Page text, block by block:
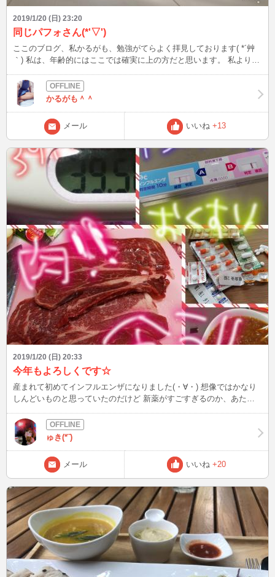
2019/1/20 (日) 23:20
同じパフォさん(*'▽')
ここのブログ、私かるがも、勉強がてらよく拝見しております( *´艸
｀) 私は、年齢的にはここでは確実に上の方だと思います。 私より人
なってきた・・・と・・・( ;∀;) そんな悲しいこと言わないで！私な
んて人気ないけど、頑張ってるよ、みんなに追いつくように若作り
を 笑 人は、周りに人がいないから寂しいんじゃなくて、自分のこ
とを分かってくれる人がいないから寂しいんだって！納得！！ 私は
少ない常連さんがいますが、私のことを気にいってくれて私のテンシ
ョンをあげてくれる方がたです(*'▽') 私は多くを求めません。十分で
す。自分の身の丈を知っています。 謙虚に、そして殿方のご希望に
沿えるように日々勉強して、話して一喜一憂する毎日です。 それぞ
れの顔、妻、母親、ここでは仮面をとっぱらって、女。 女としてい
つまでも見てもらいたい、そう思うようになりました。 みんなに支
えられています。 だからパフォさん一緒に頑張りましょう！ 会うこ
とはないのかもだけど、いつか自腹を切ってでも、自分のお気に入り
のパフォさんと お話したいと思うかるがもなのでした( *´艸｀) といい
つつも、新規さんも大歓迎です＾＾←（どっちなんだよ、おい！！＾
＾；）
かるがも＾＾
メール いいね +13
2019/1/20 (日) 20:33
今年もよろしくです☆
産まれて初めてインフルエンザになりました(・∀・) 想像ではかなり
しんどいものと思っていたのだけど 新薬がすごすぎるのか、あたし
でした(￣ー￣)ﾆﾔﾘ 肉ももりもり食ってました☆ 酒飲み過ぎた時の重
度の二日酔い、三日酔いって感じ！ 熱はあったけど関節の痛みや寒
気とか強張りとか一切なかったなぁ。。 悪い休み癖が治らないほう
が辛いですΣ(ﾟдﾟlll) ※でもお酒は１週間飲まなかったよ★ 年々、需要
が減っていく私ですが どうぞ今年もよろしくお願いしますー＾＾
ゅき(*¨)
メール いいね +20